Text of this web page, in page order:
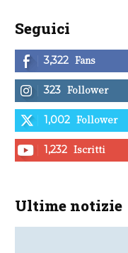
Seguici
3,322 Fans
323 Follower
1,002 Follower
1,232 Iscritti
Ultime notizie